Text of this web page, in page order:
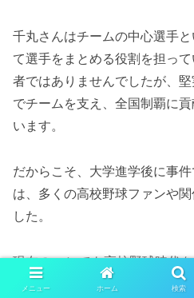
千丸さんはチームの中心選手
て選手をまとめる役割を担っ
者ではありませんでしたが、
でチームを支え、全国制覇に
います。
だからこそ、大学進学後に事
は、多くの高校野球ファンや
した。
現在のnoteでも高校野球時代
開されており、当時の経験や
メニュー ホーム 検索